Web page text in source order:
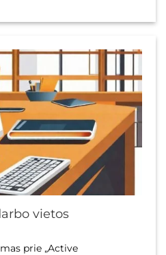
vietos
prie „Active